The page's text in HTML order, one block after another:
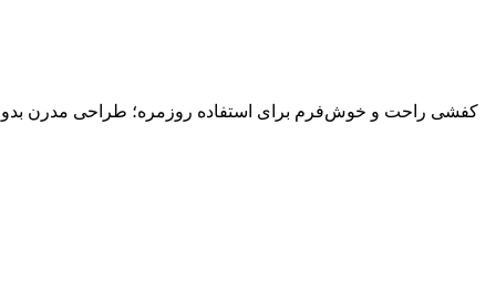
کفشی راحت و خوش‌فرم برای استفاده روزمره؛ طراحی مدرن